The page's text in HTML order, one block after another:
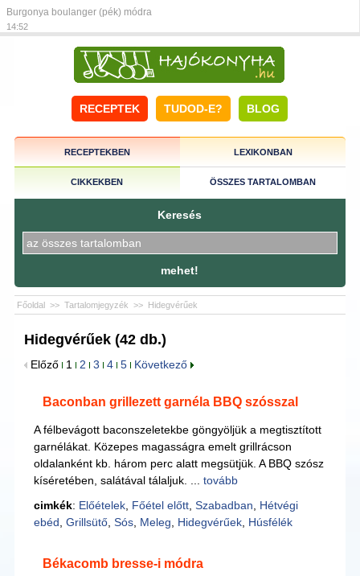
Burgonya boulanger (pék) módra
14:52
RECEPTEK TUDOD-E? BLOG
RECEPTEKBEN LEXIKONBAN
CIKKEKBEN ÖSSZES TARTALOMBAN
Keresés
mehet!
Főoldal >> Tartalomjegyzék >> Hidegvérűek
Hidegvérűek (42 db.)
Előző 1 2 3 4 5 Következő
Baconban grillezett garnéla BBQ szósszal
A félbevágott baconszeletekbe göngyöljük a megtisztított
garnélákat. Közepes magasságra emelt grillrácson
oldalanként kb. három perc alatt megsütjük. A BBQ szósz
kíséretében, salátával tálaljuk. ... tovább
cimkék: Előételek, Főétel előtt, Szabadban
Hétvégi
ebéd Grillsütő, Sós, Meleg Hidegvérűek, Húsfélék
Békacomb bresse-i módra